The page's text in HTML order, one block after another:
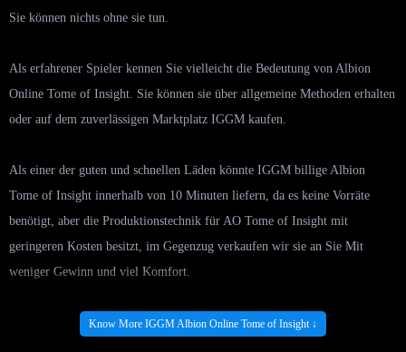
Sie können nichts ohne sie tun.
Als erfahrener Spieler kennen Sie vielleicht die Bedeutung von Albion
Online Tome of Insight. Sie können sie über allgemeine Methoden erhalten
oder auf dem zuverlässigen Marktplatz IGGM kaufen.
Als einer der guten und schnellen Läden könnte IGGM billige Albion
Tome of Insight innerhalb von 10 Minuten liefern, da es keine Vorräte
benötigt, aber die Produktionstechnik für AO Tome of Insight mit
geringeren Kosten besitzt, im Gegenzug verkaufen wir sie an Sie Mit
weniger Gewinn und viel Komfort.
Die Website ist eine professionelle Plattform. Wenn Sie professionellen
Know More IGGM Albion Online Tome of Insight ↓